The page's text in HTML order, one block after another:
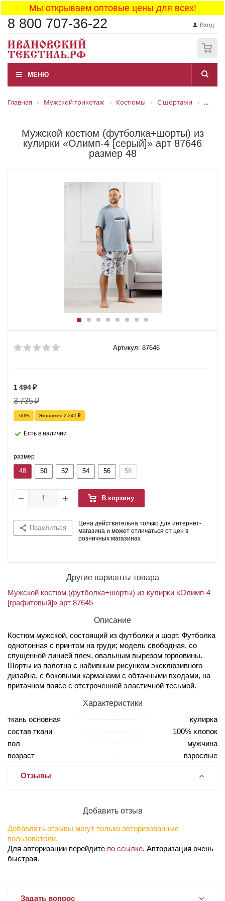
Мы открываем оптовые цены для всех!
8 800 707-36-22 Вход
МЕНЮ
Главная Мужской трикотаж Костюмы С шортами ...
Мужской костюм (футболка+шорты) из
кулирки «Олимп-4 [серый]» арт 87646
размер 48
Артикул: 87646
1 494₽
3 735₽
-60% Экономия 2 241 ₽
Есть в наличии
размер
48 50 52 54 56 58
В корзину
Поделиться
Цена действительна только для интернет-
магазина и может отличаться от цен в
розничных магазинах
Другие варианты товара
Мужской костюм (футболка+шорты) из кулирки «Олимп-4
[графитовый]» арт 87645
Описание
Костюм мужской, состоящий из футболки и шорт. Футболка
однотонная с принтом на груди; модель свободная, со
спущенной линией плеч, овальным вырезом горловины.
Шорты из полотна с набивным рисунком эксклюзивного
дизайна, с боковыми карманами с обтачными входами, на
притачном поясе с отстроченной эластичной тесьмой.
Характеристики
ткань основная
кулирка
состав ткани
100% хлопок
пол
мужчина
возраст
взрослые
Отзывы
Добавить отзыв
Добавлять отзывы могут только авторизованные
пользователи.
Для авторизации перейдите по ссылке. Авторизация очень
быстрая.
Задать вопрос